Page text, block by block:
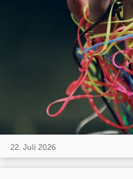
22. Juli 2026